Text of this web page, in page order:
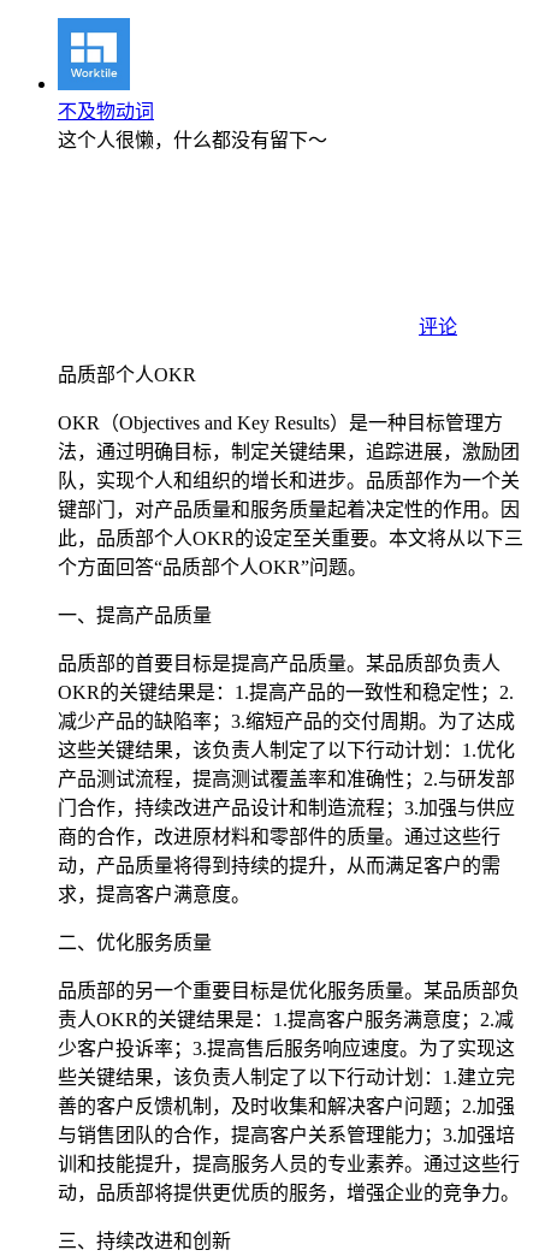
不及物动词
这个人很懒，什么都没有留下～
评论
品质部个人OKR
OKR（Objectives and Key Results）是一种目标管理方
法，通过明确目标，制定关键结果，追踪进展，激励团
队，实现个人和组织的增长和进步。品质部作为一个关
键部门，对产品质量和服务质量起着决定性的作用。因
此，品质部个人OKR的设定至关重要。本文将从以下三
个方面回答“品质部个人OKR”问题。
一、提高产品质量
品质部的首要目标是提高产品质量。某品质部负责人
OKR的关键结果是：1.提高产品的一致性和稳定性；2.
减少产品的缺陷率；3.缩短产品的交付周期。为了达成
这些关键结果，该负责人制定了以下行动计划：1.优化
产品测试流程，提高测试覆盖率和准确性；2.与研发部
门合作，持续改进产品设计和制造流程；3.加强与供应
商的合作，改进原材料和零部件的质量。通过这些行
动，产品质量将得到持续的提升，从而满足客户的需
求，提高客户满意度。
二、优化服务质量
品质部的另一个重要目标是优化服务质量。某品质部负
责人OKR的关键结果是：1.提高客户服务满意度；2.减
少客户投诉率；3.提高售后服务响应速度。为了实现这
些关键结果，该负责人制定了以下行动计划：1.建立完
善的客户反馈机制，及时收集和解决客户问题；2.加强
与销售团队的合作，提高客户关系管理能力；3.加强培
训和技能提升，提高服务人员的专业素养。通过这些行
动，品质部将提供更优质的服务，增强企业的竞争力。
三、持续改进和创新